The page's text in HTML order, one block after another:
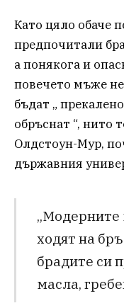
Като цяло обаче
предпочитали
а понякога и
повечето мъже
бъдат „
обръснат “, нито
Олдстоун-Мур,
държавния
„Модерните
ходят на
брадите си
масла,